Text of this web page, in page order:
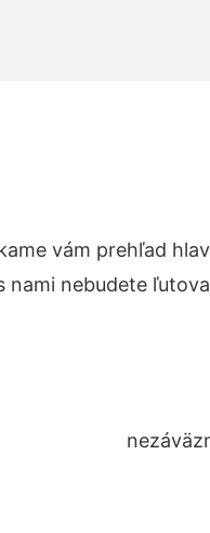
vám prehľad
nami nebudete